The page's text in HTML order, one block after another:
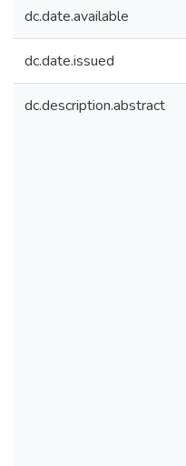
dc.date.available
dc.date.issued
dc.description.abstract